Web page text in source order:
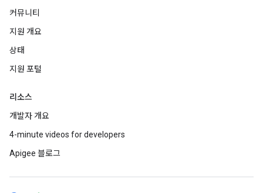
커뮤니티
지원 개요
상태
지원 포털
리소스
개발자 개요
4-minute videos for developers
Apigee 블로그